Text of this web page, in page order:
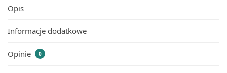
Opis
Informacje dodatkowe
Opinie 0